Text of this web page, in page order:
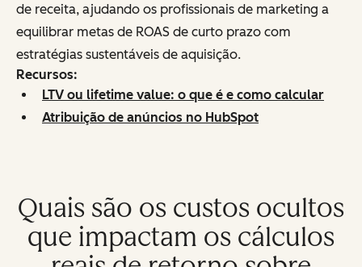
de receita, ajudando os profissionais de marketing a
equilibrar metas de ROAS de curto prazo com
estratégias sustentáveis de aquisição.
Recursos:
LTV ou lifetime value: o que é e como calcular
Atribuição de anúncios no HubSpot
Quais são os custos ocultos
que impactam os cálculos